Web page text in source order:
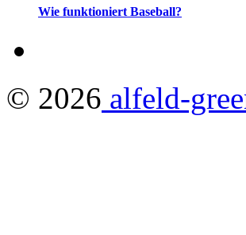
Wie funktioniert Baseball?
© 2026 alfeld-